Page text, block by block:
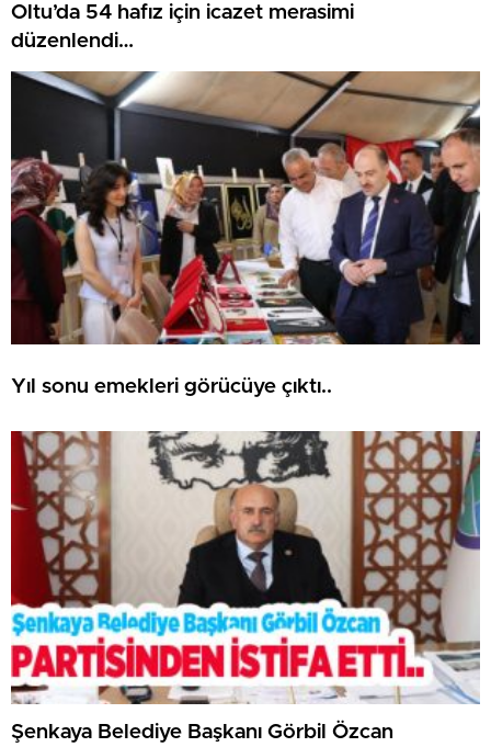
Oltu’da 54 hafız için icazet merasimi
düzenlendi…
Yıl sonu emekleri görücüye çıktı..
Şenkaya Belediye Başkanı Görbil Özcan